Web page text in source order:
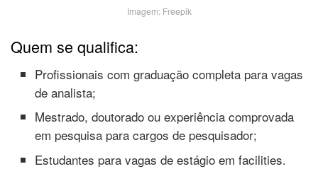
Imagem: Freepik
Quem se qualifica:
Profissionais com graduação completa para vagas
de analista;
Mestrado, doutorado ou experiência comprovada
em pesquisa para cargos de pesquisador;
Estudantes para vagas de estágio em facilities.